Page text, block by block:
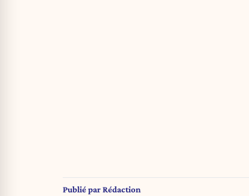
Publié parRédaction